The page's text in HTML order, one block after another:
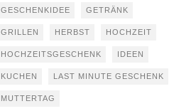
GESCHENKIDEE GETRÄNK
GRILLEN HERBST HOCHZEIT
HOCHZEITSGESCHENK IDEEN
KUCHEN LAST MINUTE GESCHENK
MUTTERTAG